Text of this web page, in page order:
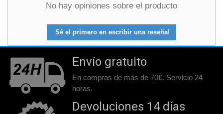
No hay opiniones sobre el producto
Sé el primero en escribir una reseña!
Envío gratuito
En compras de más de 70€. Servicio 24
horas.
Devoluciones 14 días